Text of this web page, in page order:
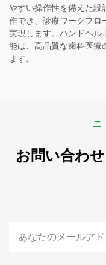
やすい操作性を備えた設
作でき、診療ワークフロ
実現します。ハンドヘル
能は、高品質な歯科医療
ます。
お問い合わ